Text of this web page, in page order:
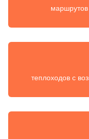
теплоходов с